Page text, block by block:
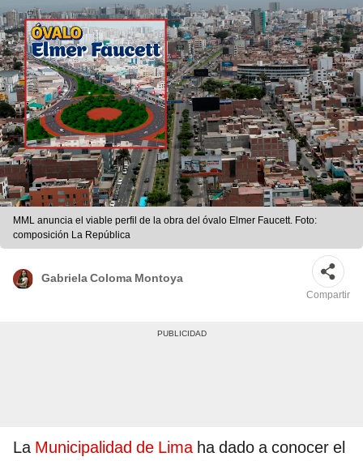
MML anuncia el viable perfil de la obra del óvalo Elmer Faucett. Foto:
composición La República
Gabriela Coloma Montoya
Compartir
La Municipalidad de Limaha dado a conocer el